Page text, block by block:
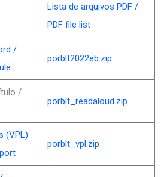
Lista de arquivos PDF /
PDF file list
/
porblt2022eb.zip
/
porblt_readaloud.zip
(VPL)
porblt_vpl.zip